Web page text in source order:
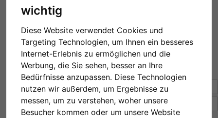
wichtig
Diese Website verwendet Cookies und
Targeting Technologien, um Ihnen ein besseres
Internet-Erlebnis zu ermöglichen und die
Werbung, die Sie sehen, besser an Ihre
Bedürfnisse anzupassen. Diese Technologien
nutzen wir außerdem, um Ergebnisse zu
messen, um zu verstehen, woher unsere
Besucher kommen oder um unsere Website
Nielsen Design
← Zurück 1 2 3 4 5 ... 22 Weiter →
Sortierung:Preis
Artikel pro Seite12